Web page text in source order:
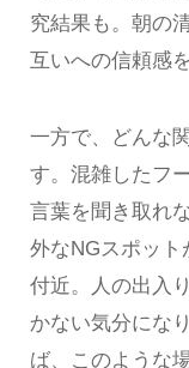
究結果も。朝の
互いへの信頼感
一方で、どんな
す。混雑したフ
言葉を聞き取れ
外なNGスポット
付近。人の出入
かない気分にな
ば、このような